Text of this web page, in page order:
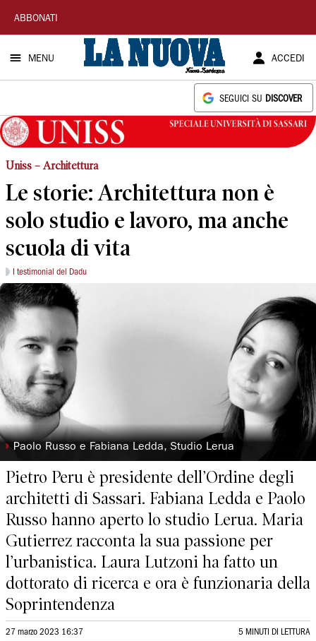
La
Nuova
Sardegna
ABBONATI
MENU ACCEDI
SEGUICI SU DISCOVER
Uniss – Architettura
Le storie: Architettura non è
solo studio e lavoro, ma anche
scuola di vita
I testimonial del Dadu
◗ Paolo Russo e Fabiana Ledda, Studio Lerua
Pietro Peru è presidente dell’Ordine degli
architetti di Sassari. Fabiana Ledda e Paolo
Russo hanno aperto lo studio Lerua. Maria
Gutierrez racconta la sua passione per
l’urbanistica. Laura Lutzoni ha fatto un
dottorato di ricerca e ora è funzionaria della
Soprintendenza
27 marzo 2023 16:37 5 MINUTI DI LETTURA